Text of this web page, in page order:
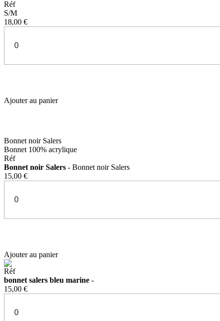
Réf
S/M
18,00 €
Ajouter au panier
Bonnet noir Salers
Bonnet 100% acrylique
Réf
Bonnet noir Salers - Bonnet noir Salers
15,00 €
Ajouter au panier
Réf
bonnet salers bleu marine -
15,00 €